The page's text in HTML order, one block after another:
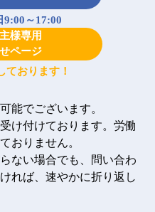
9:00～17:00
様専用
ページ
ております！
能でございます。
け付けております。労働
おりません。
ない場合でも、問い合わ
れば、速やかに折り返し